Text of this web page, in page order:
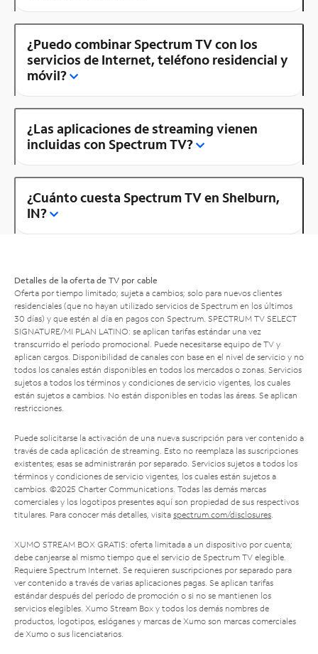
¿Puedo combinar Spectrum TV con los
servicios de Internet, teléfono residencial y
móvil?
¿Las aplicaciones de streaming vienen
incluidas con Spectrum TV?
¿Cuánto cuesta Spectrum TV en Shelburn,
IN?
Detalles de la oferta de TV por cable
Oferta por tiempo limitado; sujeta a cambios; solo para nuevos clientes
residenciales (que no hayan utilizado servicios de Spectrum en los últimos
30 días) y que estén al día en pagos con Spectrum. SPECTRUM TV SELECT
SIGNATURE/MI PLAN LATINO: se aplican tarifas estándar una vez
transcurrido el período promocional. Puede necesitarse equipo de TV y
aplican cargos. Disponibilidad de canales con base en el nivel de servicio y no
todos los canales están disponibles en todos los mercados o zonas. Servicios
sujetos a todos los términos y condiciones de servicio vigentes, los cuales
están sujetos a cambios. No están disponibles en todas las áreas. Se aplican
restricciones.
Puede solicitarse la activación de una nueva suscripción para ver contenido a
través de cada aplicación de streaming. Esto no reemplaza las suscripciones
existentes; esas se administrarán por separado. Servicios sujetos a todos los
términos y condiciones de servicio vigentes, los cuales están sujetos a
cambios. ©2025 Charter Communications. Todas las demás marcas
comerciales y los logotipos presentes aquí son propiedad de sus respectivos
titulares. Para conocer más detalles, visita spectrum.com/disclosures
XUMO STREAM BOX GRATIS: oferta limitada a un dispositivo por cuenta;
debe canjearse al mismo tiempo que el servicio de Spectrum TV elegible.
Requiere Spectrum Internet. Se requieren suscripciones por separado para
ver contenido a través de varias aplicaciones pagas. Se aplican tarifas
estándar después del período de promoción o si no se mantienen los
servicios elegibles. Xumo Stream Box y todos los demás nombres de
productos, logotipos, eslóganes y marcas de Xumo son marcas comerciales
de Xumo o sus licenciatarios.